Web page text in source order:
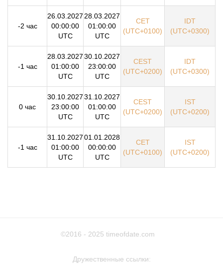
-2 час
26.03.2027
00:00:00
UTC
28.03.2027
01:00:00
UTC
CET
(UTC+0100)
IDT
(UTC+0300)
-1 час
28.03.2027
01:00:00
UTC
30.10.2027
23:00:00
UTC
CEST
(UTC+0200)
IDT
(UTC+0300)
0 час
30.10.2027
23:00:00
UTC
31.10.2027
01:00:00
UTC
CEST
(UTC+0200)
IST
(UTC+0200)
-1 час
31.10.2027
01:00:00
UTC
01.01.2028
00:00:00
UTC
CET
(UTC+0100)
IST
(UTC+0200)
©2016 - 2025 timeofdate.com
Дружественные ссылки: